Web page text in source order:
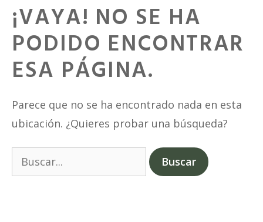
¡VAYA! NO SE HA
PODIDO ENCONTRAR
ESA PÁGINA.
Parece que no se ha encontrado nada en esta
ubicación. ¿Quieres probar una búsqueda?
Buscar: